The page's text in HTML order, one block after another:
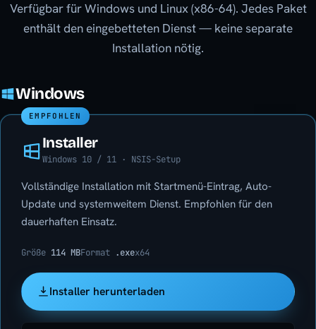
Verfügbar für Windows und Linux (x86-64). Jedes Paket
enthält den eingebetteten Dienst — keine separate
Installation nötig.
Windows
EMPFOHLEN
Installer
Windows 10 / 11 · NSIS-Setup
Vollständige Installation mit Startmenü-Eintrag, Auto-
Update und systemweitem Dienst. Empfohlen für den
dauerhaften Einsatz.
Größe 114 MBFormat .exex64
Installer herunterladen